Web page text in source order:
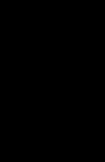
doar în limita a
agreaţi şi menţionaţi in